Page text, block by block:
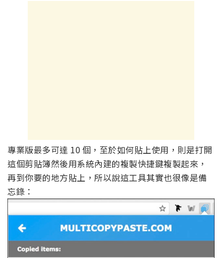
專業版最多可達 10 個，至於如何貼上使用，則是打開
這個剪貼簿然後用系統內建的複製快捷鍵複製起來，
再到你要的地方貼上，所以說這工具其實也很像是備
忘錄：